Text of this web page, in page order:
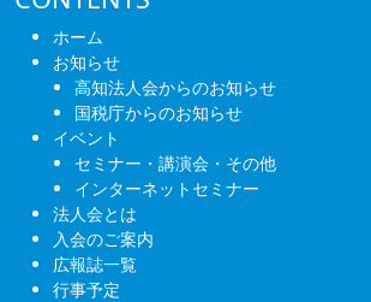
ゲ
ー
ョ
ホーム
お知らせ
高知法人会からのお知らせ
国税庁からのお知らせ
イベント
セミナー・講演会・その他
インターネットセミナー
法人会とは
入会のご案内
広報誌一覧
行事予定